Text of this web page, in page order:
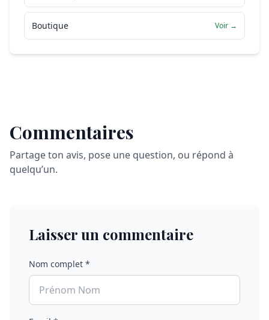
Boutique Voir →
Commentaires
Partage ton avis, pose une question, ou répond à
quelqu’un.
Laisser un commentaire
Nom complet *